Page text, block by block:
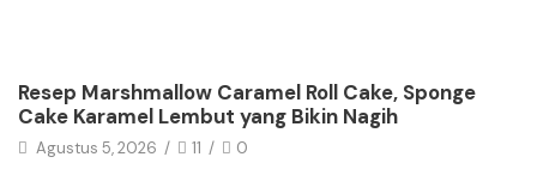
Resep Marshmallow Caramel Roll Cake, Sponge
Cake Karamel Lembut yang Bikin Nagih
Agustus 5, 2026 / 11 / 0